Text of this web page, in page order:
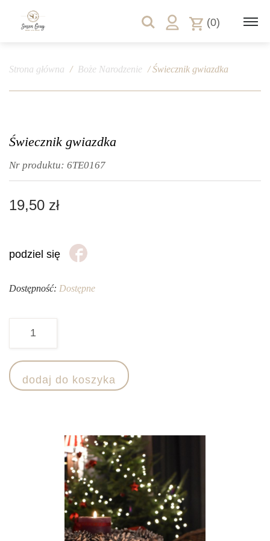
(0)
Strona główna / Boże Narodzenie / Świecznik gwiazdka
Świecznik gwiazdka
Nr produktu: 6TE0167
19,50 zł
podziel się
Dostępność: Dostępne
gwiazdka
dodaj do koszyka